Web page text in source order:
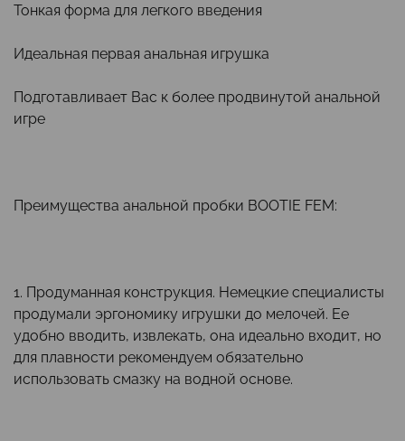
Тонкая форма для легкого введения
Идеальная первая анальная игрушка
Подготавливает Вас к более продвинутой анальной
игре
Преимущества анальной пробки BOOTIE FEM:
1. Продуманная конструкция. Немецкие специалисты
продумали эргономику игрушки до мелочей. Ее
удобно вводить, извлекать, она идеально входит, но
для плавности рекомендуем обязательно
использовать смазку на водной основе.